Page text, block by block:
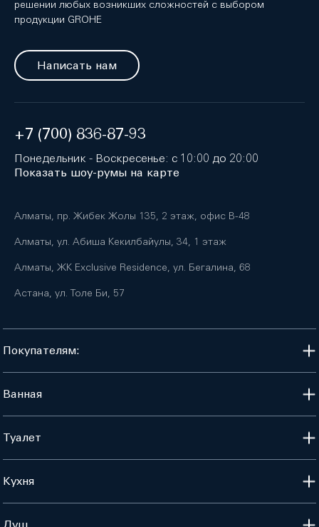
решении любых возникших сложностей с выбором
продукции GROHE
Написать нам
+7 (700) 836-87-93
Понедельник - Воскресенье: с 10:00 до 20:00
Показать шоу-румы на карте
Алматы, пр. Жибек Жолы 135, 2 этаж, офис B-48
Алматы, ул. Абиша Кекилбайулы, 34, 1 этаж
Алматы, ЖК Exclusive Residence, ул. Бегалина, 68
Астана, ул. Толе Би, 57
Покупателям:
Ванная
Туалет
Кухня